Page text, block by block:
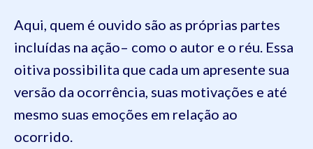
Aqui, quem é ouvido são as próprias partes
incluídas na ação– como o autor e o réu. Essa
oitiva possibilita que cada um apresente sua
versão da ocorrência, suas motivações e até
mesmo suas emoções em relação ao
ocorrido.